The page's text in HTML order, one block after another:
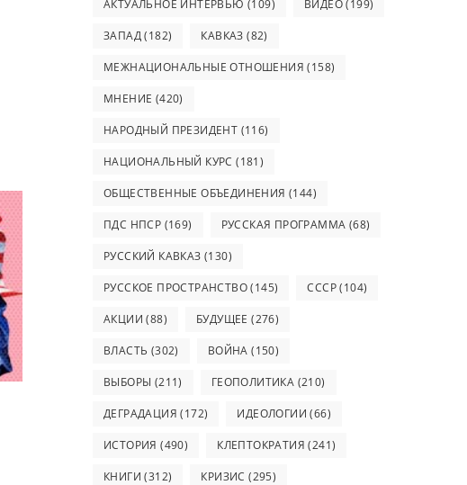
АКТУАЛЬНОЕ ИНТЕРВЬЮ (109) ВИДЕО(199)
ЗАПАД(182) КАВКАЗ (82)
МЕЖНАЦИОНАЛЬНЫЕ ОТНОШЕНИЯ (158)
МНЕНИЕ (420)
НАРОДНЫЙ ПРЕЗИДЕНТ (116)
НАЦИОНАЛЬНЫЙ КУРС (181)
ОБЩЕСТВЕННЫЕ ОБЪЕДИНЕНИЯ (144)
ПДС НПСР (169) РУССКАЯ ПРОГРАММА (68)
РУССКИЙ КАВКАЗ (130)
РУССКОЕ ПРОСТРАНСТВО(145) СССР(104)
АКЦИИ (88) БУДУЩЕЕ (276)
ВЛАСТЬ (302) ВОЙНА (150)
ВЫБОРЫ (211) ГЕОПОЛИТИКА (210)
ДЕГРАДАЦИЯ (172) ИДЕОЛОГИИ (66)
ИСТОРИЯ (490) КЛЕПТОКРАТИЯ (241)
КНИГИ (312) КРИЗИС (295)